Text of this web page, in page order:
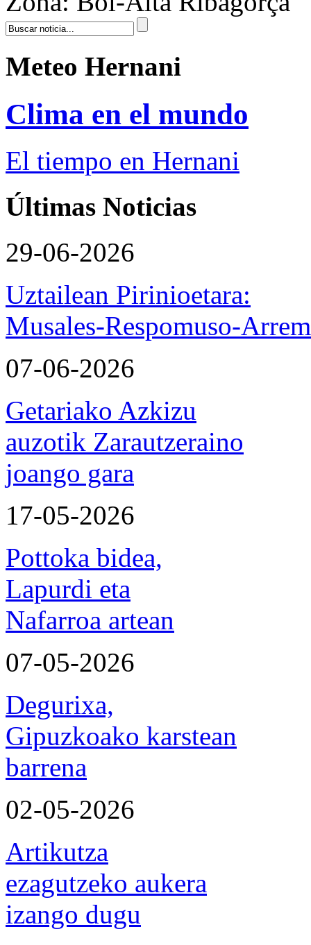
Meteo Hernani
Clima en el mundo
El tiempo en Hernani
Últimas Noticias
29-06-2026
Uztailean Pirinioetara:
Musales-Respomuso-
07-06-2026
Getariako Azkizu
auzotik Zarautzeraino
joango gara
17-05-2026
Pottoka bidea,
Lapurdi eta
Nafarroa artean
07-05-2026
Degurixa,
Gipuzkoako karstean
barrena
02-05-2026
Artikutza
ezagutzeko aukera
izango dugu